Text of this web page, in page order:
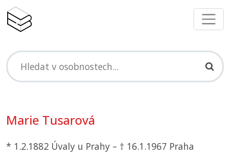
Marie Tusarová
* 1.2.1882 Úvaly u Prahy – † 16.1.1967 Praha